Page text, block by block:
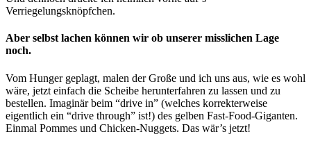
Verriegelungsknöpfchen.
Aber selbst lachen können wir ob unserer misslichen Lage
noch.
Vom Hunger geplagt, malen der Große und ich uns aus, wie es wohl
wäre, jetzt einfach die Scheibe herunterfahren zu lassen und zu
bestellen. Imaginär beim “drive in” (welches korrekterweise
eigentlich ein “drive through” ist!) des gelben Fast-Food-Giganten.
Einmal Pommes und Chicken-Nuggets. Das wär’s jetzt!